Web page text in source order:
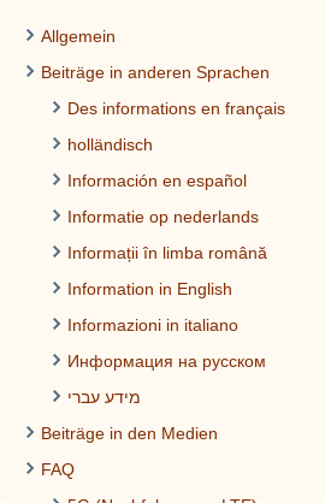
Allgemein
Beiträge in anderen Sprachen
Des informations en français
holländisch
Información en español
Informatie op nederlands
Informații în limba română
Information in English
Informazioni in italiano
Информация на русском
מידע עברי
Beiträge in den Medien
FAQ